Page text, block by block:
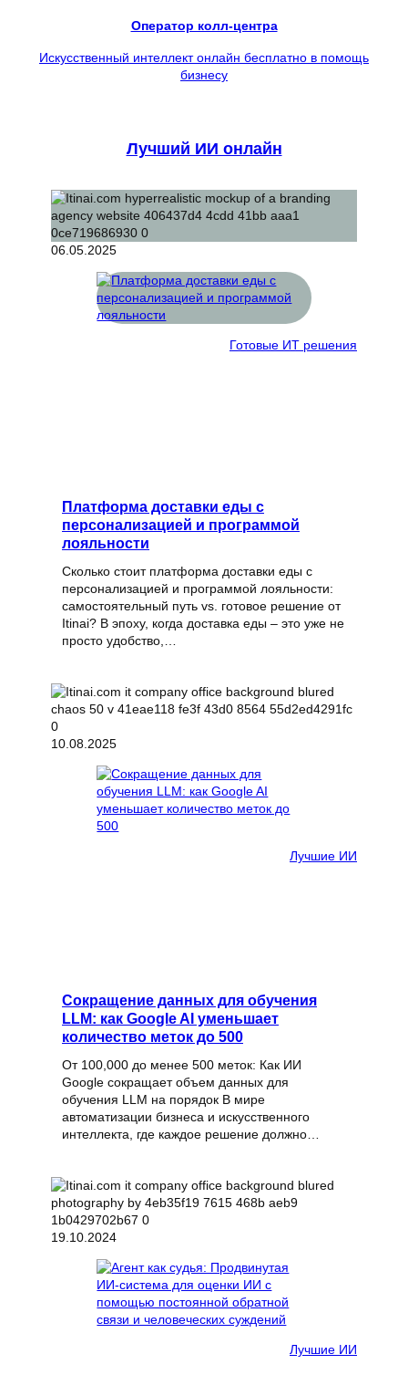
Оператор колл-центра
Искусственный интеллект онлайн бесплатно в помощь
бизнесу
Лучший ИИ онлайн
06.05.2025
Готовые ИТ решения
Платформа доставки еды с
персонализацией и программой
лояльности
Сколько стоит платформа доставки еды с
персонализацией и программой лояльности:
самостоятельный путь vs. готовое решение от
Itinai? В эпоху, когда доставка еды – это уже не
просто удобство,…
10.08.2025
Лучшие ИИ
Сокращение данных для обучения
LLM: как Google AI уменьшает
количество меток до 500
От 100,000 до менее 500 меток: Как ИИ
Google сокращает объем данных для
обучения LLM на порядок В мире
автоматизации бизнеса и искусственного
интеллекта, где каждое решение должно…
19.10.2024
Лучшие ИИ